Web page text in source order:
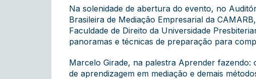
Na solenidade de abertura do evento, no
Brasileira de Mediação Empresarial da
Faculdade de Direito da Universidade
panoramas e técnicas de preparação para
Marcelo Girade, na palestra Aprender
de aprendizagem em mediação e demais